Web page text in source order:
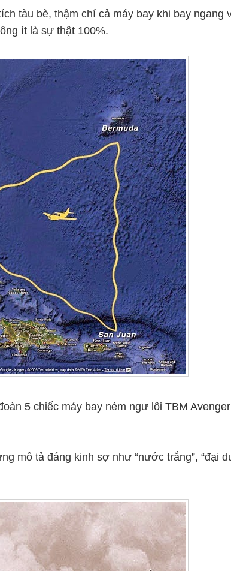
tàu bè, thậm chí cả máy bay khi bay ngang
ít là sự thật 100%.
5 chiếc máy bay ném ngư lôi TBM
mô tả đáng kinh sợ như “nước trắng”, “đại